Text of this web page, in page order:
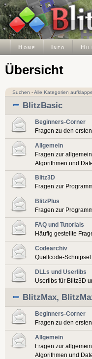
Home Info
Übersicht
Suchen -Alle Kategorien
BlitzBasic
Beginners-Corner
Fragen zu den
Allgemein
Fragen zur
Algorithmen und
Blitz3D
Fragen zur
BlitzPlus
Fragen zur
FAQ und Tutorials
Häufig gestellte
Codearchiv
Quellcode-
DLLs und Userlibs
Userlibs für Blitz3D
BlitzMax,
Beginners-Corner
Fragen zu den
Allgemein
Fragen zur
Algorithmen und